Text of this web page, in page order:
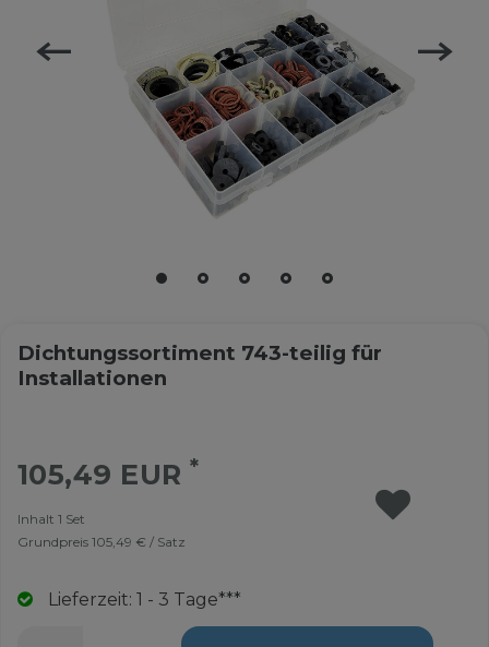
Dichtungssortiment 743-teilig für
Installationen
105,49 EUR*
Inhalt 1 Set
Grundpreis 105,49 € / Satz
Lieferzeit: 1 - 3 Tage***